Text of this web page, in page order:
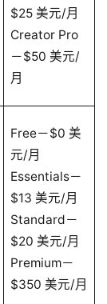
$25 美元/月
Creator Pro
－$50 美元/
月
Free－$0 美
元/月
Essentials－
$13 美元/月
Standard－
$20 美元/月
Premium－
$350 美元/月